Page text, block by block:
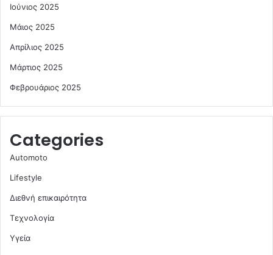
Ιούνιος 2025
Μάιος 2025
Απρίλιος 2025
Μάρτιος 2025
Φεβρουάριος 2025
Categories
Automoto
Lifestyle
Διεθνή επικαιρότητα
Τεχνολογία
Υγεία